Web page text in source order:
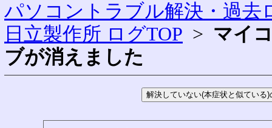
パソコントラブル解決・過去
日立製作所 ログTOP > マイ
ブが消えました